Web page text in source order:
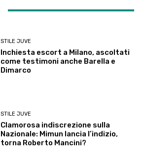
STILE JUVE
Inchiesta escort a Milano, ascoltati
come testimoni anche Barella e
Dimarco
STILE JUVE
Clamorosa indiscrezione sulla
Nazionale: Mimun lancia l’indizio,
torna Roberto Mancini?